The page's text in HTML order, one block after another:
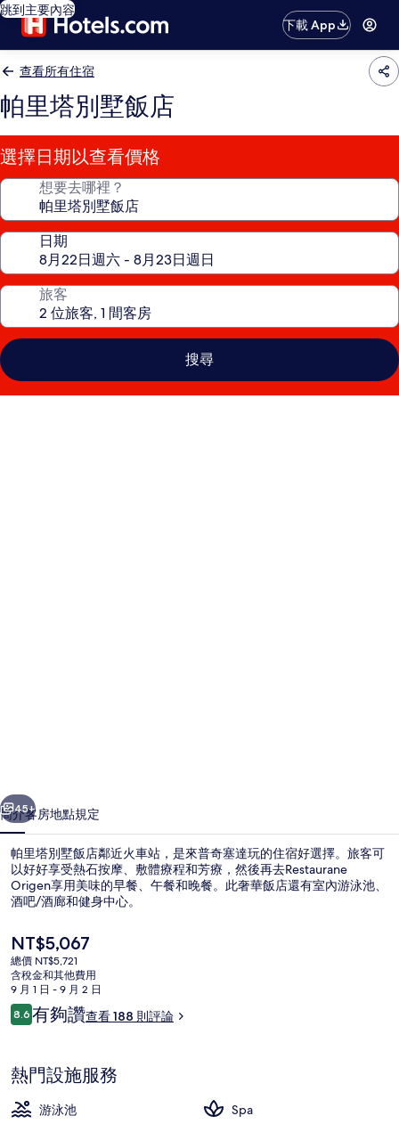
跳到主要內容
下載 App
查看所有住宿
帕里塔別墅飯店
選擇日期以查看價格
想要去哪裡？
日期
旅客
搜尋
的
相
片
集
個 下一個
45+
簡介客房地點規定
帕里塔別墅飯店鄰近火車站，是來普奇塞達玩的住宿好選擇。旅客可
以好好享受熱石按摩、敷體療程和芳療，然後再去Restaurane
Origen享用美味的早餐、午餐和晚餐。此奢華飯店還有室內游泳池、
酒吧/酒廊和健身中心。
目
前
的
價
格
是
NT$5,067
總價 NT$5,721
含稅金和其他費用
9 月 1 日 - 9 月 2 日
評
論
8.68.6 分，滿分 10 分，
有夠讚查看 188 則評論
熱門設施服務
游泳池
Spa